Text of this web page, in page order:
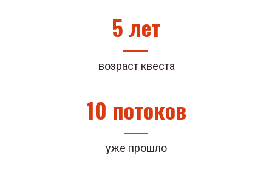
возраст квеста
5 лет
10 потоков
уже прошло